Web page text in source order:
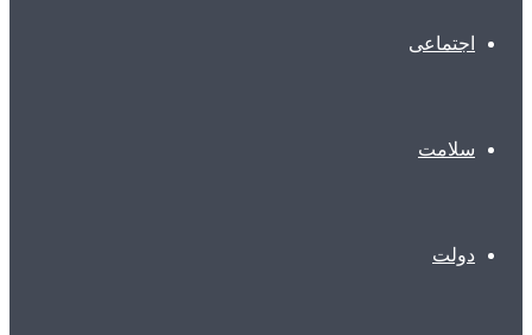
اجتماعی
سلامت
دولت